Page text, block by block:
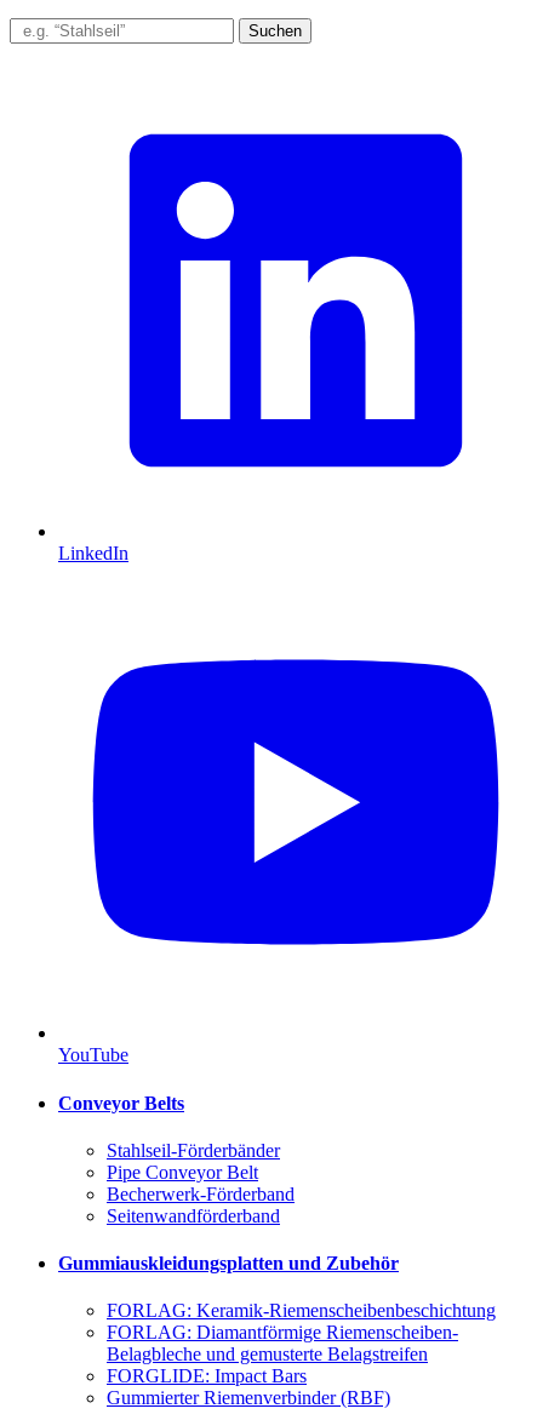
Suchen
LinkedIn
YouTube
Conveyor Belts
Stahlseil-Förderbänder
Pipe Conveyor Belt
Becherwerk-Förderband
Seitenwandförderband
Gummiauskleidungsplatten und Zubehör
FORLAG: Keramik-Riemenscheibenbeschichtung
FORLAG: Diamantförmige Riemenscheiben-
Belagbleche und gemusterte Belagstreifen
FORGLIDE: Impact Bars
Gummierter Riemenverbinder (RBF)